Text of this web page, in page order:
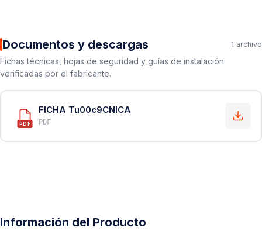
Documentos y descargas 1 archivo
Fichas técnicas, hojas de seguridad y guías de instalación
verificadas por el fabricante.
PDF
FICHA Tu00c9CNICA
PDF
Información del Producto